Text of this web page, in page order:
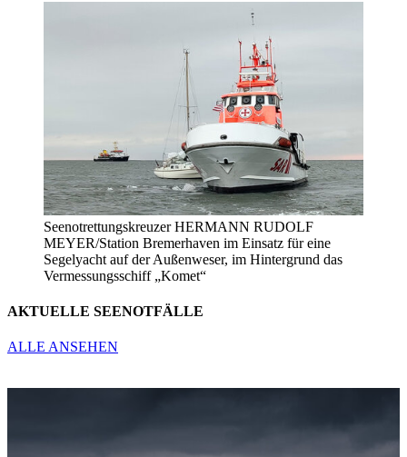
Seenotrettungskreuzer HERMANN RUDOLF
MEYER/Station Bremerhaven im Einsatz für eine
Segelyacht auf der Außenweser, im Hintergrund das
Vermessungsschiff „Komet“
AKTUELLE SEENOTFÄLLE
ALLE ANSEHEN